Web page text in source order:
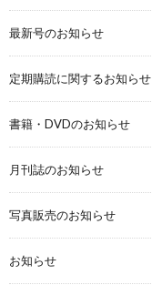
最新号のお知らせ
定期購読に関するお知らせ
書籍・DVDのお知らせ
月刊誌のお知らせ
写真販売のお知らせ
お知らせ